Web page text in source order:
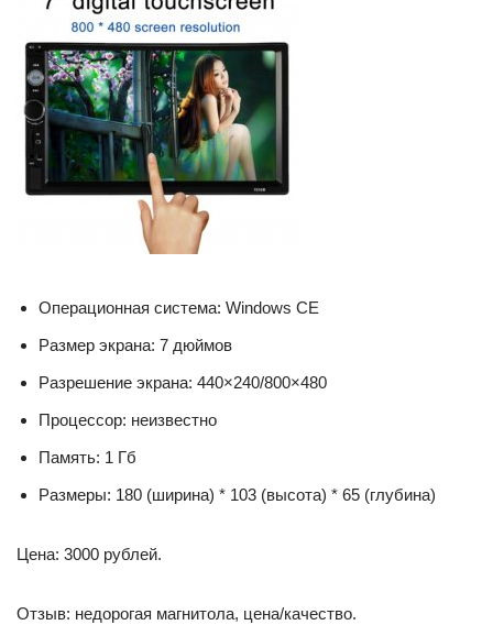
Операционная система: Windows CE
Размер экрана: 7 дюймов
Разрешение экрана: 440×240/800×480
Процессор: неизвестно
Память: 1 Гб
Размеры: 180 (ширина) * 103 (высота) * 65 (глубина)
Цена: 3000 рублей.
Отзыв: недорогая магнитола, цена/качество.